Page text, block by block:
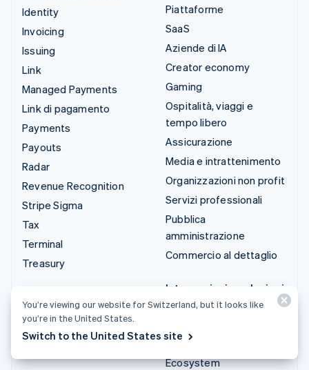
Identity
Invoicing
Issuing
Link
Managed Payments
Link di pagamento
Payments
Payouts
Radar
Revenue Recognition
Stripe Sigma
Tax
Terminal
Treasury
Piattaforme
SaaS
Aziende di IA
Creator economy
Gaming
Ospitalità, viaggi e
tempo libero
Assicurazione
Media e intrattenimento
Organizzazioni non profit
Servizi professionali
Pubblica
amministrazione
Commercio al dettaglio
Integrazioni e soluzioni
personalizzate
Ecosystem
You’re viewing our website for Switzerland, but it looks like
you’re in the United States.
Switch to the United States site